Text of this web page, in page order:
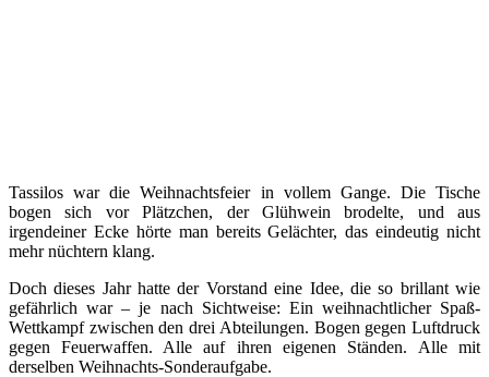
Tassilos war die Weihnachtsfeier in vollem Gange. Die Tische
bogen sich vor Plätzchen, der Glühwein brodelte, und aus
irgendeiner Ecke hörte man bereits Gelächter, das eindeutig nicht
mehr nüchtern klang.
Doch dieses Jahr hatte der Vorstand eine Idee, die so brillant wie
gefährlich war – je nach Sichtweise: Ein weihnachtlicher Spaß-
Wettkampf zwischen den drei Abteilungen. Bogen gegen Luftdruck
gegen Feuerwaffen. Alle auf ihren eigenen Ständen. Alle mit
derselben Weihnachts-Sonderaufgabe.